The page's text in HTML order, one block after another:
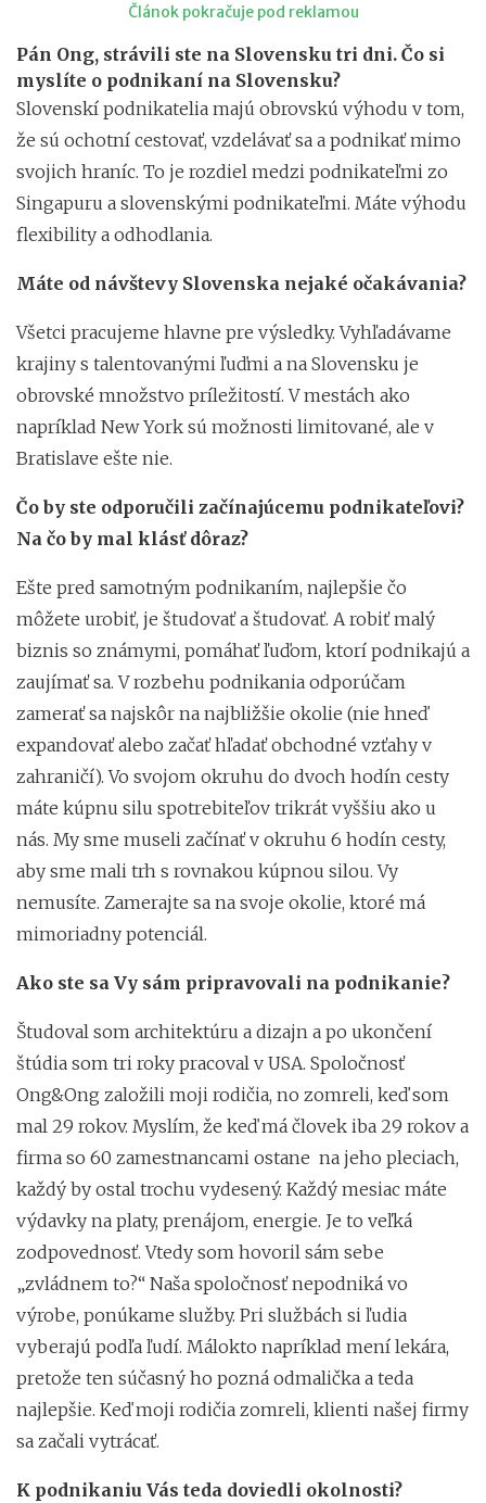
Článok pokračuje pod reklamou
Pán Ong, strávili ste na Slovensku tri dni. Čo si
myslíte o podnikaní na Slovensku?
Slovenskí podnikatelia majú obrovskú výhodu v tom,
že sú ochotní cestovať, vzdelávať sa a podnikať mimo
svojich hraníc. To je rozdiel medzi podnikateľmi zo
Singapuru a slovenskými podnikateľmi. Máte výhodu
flexibility a odhodlania.
Máte od návštevy Slovenska nejaké očakávania?
Všetci pracujeme hlavne pre výsledky. Vyhľadávame
krajiny s talentovanými ľuďmi a na Slovensku je
obrovské množstvo príležitostí. V mestách ako
napríklad New York sú možnosti limitované, ale v
Bratislave ešte nie.
Čo by ste odporučili začínajúcemu podnikateľovi?
Na čo by mal klásť dôraz?
Ešte pred samotným podnikaním, najlepšie čo
môžete urobiť, je študovať a študovať. A robiť malý
biznis so známymi, pomáhať ľuďom, ktorí podnikajú a
zaujímať sa. V rozbehu podnikania odporúčam
zamerať sa najskôr na najbližšie okolie (nie hneď
expandovať alebo začať hľadať obchodné vzťahy v
zahraničí). Vo svojom okruhu do dvoch hodín cesty
máte kúpnu silu spotrebiteľov trikrát vyššiu ako u
nás. My sme museli začínať v okruhu 6 hodín cesty,
aby sme mali trh s rovnakou kúpnou silou. Vy
nemusíte. Zamerajte sa na svoje okolie, ktoré má
mimoriadny potenciál.
Ako ste sa Vy sám pripravovali na podnikanie?
Študoval som architektúru a dizajn a po ukončení
štúdia som tri roky pracoval v USA. Spoločnosť
Ong&Ong založili moji rodičia, no zomreli, keď som
mal 29 rokov. Myslím, že keď má človek iba 29 rokov a
firma so 60 zamestnancami ostane na jeho pleciach,
každý by ostal trochu vydesený. Každý mesiac máte
výdavky na platy, prenájom, energie. Je to veľká
zodpovednosť. Vtedy som hovoril sám sebe
„zvládnem to?“ Naša spoločnosť nepodniká vo
výrobe, ponúkame služby. Pri službách si ľudia
vyberajú podľa ľudí. Málokto napríklad mení lekára,
pretože ten súčasný ho pozná odmalička a teda
najlepšie. Keď moji rodičia zomreli, klienti našej firmy
sa začali vytrácať.
K podnikaniu Vás teda doviedli okolnosti?